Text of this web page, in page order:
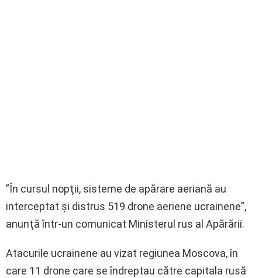
”În cursul nopţii, sisteme de apărare aeriană au
interceptat şi distrus 519 drone aeriene ucrainene”,
anunţă într-un comunicat Ministerul rus al Apărării.
Atacurile ucrainene au vizat regiunea Moscova, în
care 11 drone care se îndreptau către capitala rusă